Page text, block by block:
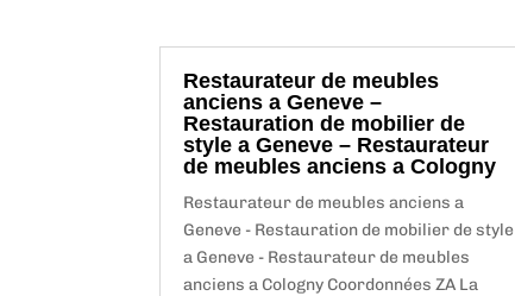
Restaurateur de meubles
anciens a Geneve –
Restauration de mobilier de
style a Geneve – Restaurateur
de meubles anciens a Cologny
Restaurateur de meubles anciens a
Geneve - Restauration de mobilier de style
a Geneve - Restaurateur de meubles
anciens a Cologny Coordonnées ZA La